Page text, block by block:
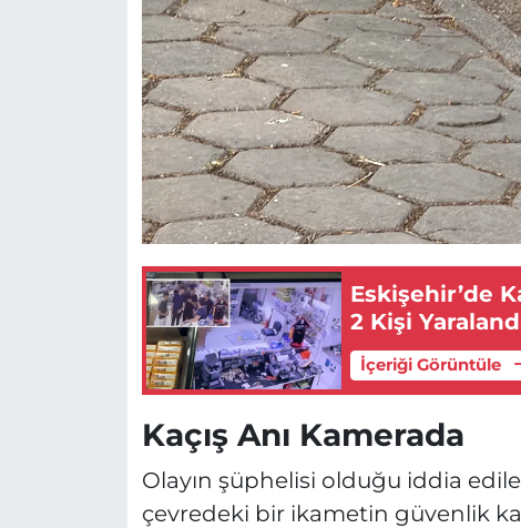
Eskişehir’de
2 Kişi
İçeriği Görüntüle
Kaçış Anı Kamerada
Olayın şüphelisi olduğu iddia
çevredeki bir ikametin güvenlik